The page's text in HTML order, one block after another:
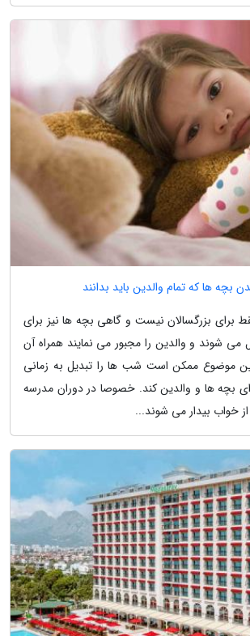
برای بزرگسالان نیست و گاهی بچه ها نیز برای
شوند و والدین را مجبور می نمایند همراه آن
موضوع ممکن است شب ها را تبدیل به زمانی
بچه ها و والدین کند. خصوصا در دوران مدرسه
خواب بیدار می شوند...